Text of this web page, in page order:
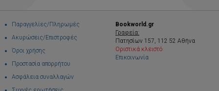
Παραγγελίες/Πληρωμές
Ακυρώσεις/Επιστροφές
Όροι χρήσης
Προστασία απορρήτου
Ασφάλεια συναλλαγών
Bookworld.gr
Γραφεία:
Πατησίων 157, 112 52 Αθήνα
Οριστικά κλειστό
Επικοινωνία